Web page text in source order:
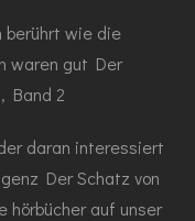
berührt wie die
waren gut Der
Band 2
daran interessiert
Der Schatz von
hörbücher auf unser